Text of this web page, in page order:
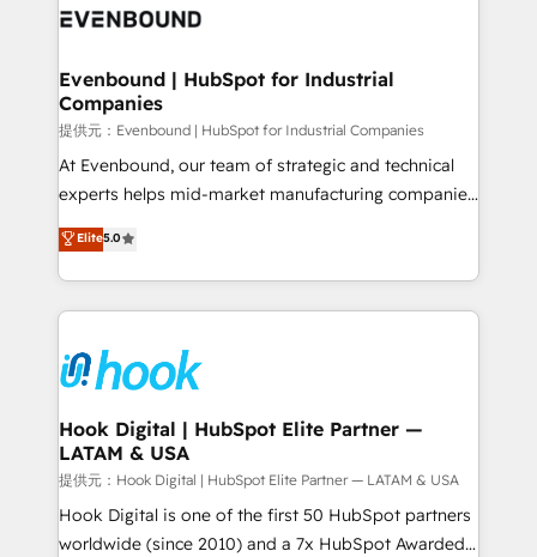
to accompany companies on their digital
Data & Content 📈 Sales & Marketing Alignment +
Agent Creation 🔄 Custom Integrations & Data
Migration Why 1406 We become part of your team.
Your team learns while we build. We fix what others
broke. Built for mid-market reality—practical
solutions that work with your actual headcount and
HubSpot partners 🔄 Top 5% globally in client
retention 📅 8+ years of consistent results since 2017
move beyond spreadsheets into unified systems
that drive real business results.
Evenbound | HubSpot for Industrial
Companies
提供元：Evenbound | HubSpot for Industrial Companies
At Evenbound, our team of strategic and technical
experts helps mid-market manufacturing companies
achieve real growth. We specialize in delivering
tailored solutions that drive results by leveraging
HubSpot’s platform and data to fuel success.
Technical Solutions: - HubSpot Technical Consulting -
Onboarding - Data Migration & Integrations -
Technical Audit & Optimization Strategic Solutions: -
Revenue Operations - Inbound Marketing -
Outbound Marketing - HubSpot CMS Website
Design & Development We empower our clients to
reach their full potential by providing transparent,
relationship-driven support. With over 300 HubSpot
Elite5.0
Hook Digital | HubSpot Elite Partner —
LATAM & USA
提供元：Hook Digital | HubSpot Elite Partner — LATAM & USA
Hook Digital is one of the first 50 HubSpot partners
worldwide (since 2010) and a 7x HubSpot Awarded